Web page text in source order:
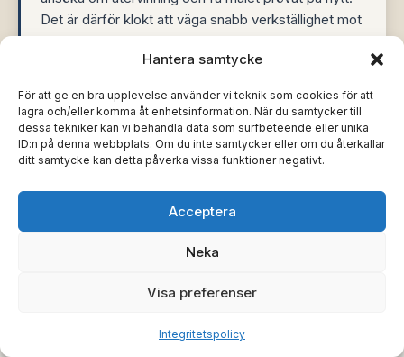
Hantera samtycke
För att ge en bra upplevelse använder vi teknik som cookies för att
lagra och/eller komma åt enhetsinformation. När du samtycker till
dessa tekniker kan vi behandla data som surfbeteende eller unika
ID:n på denna webbplats. Om du inte samtycker eller om du återkallar
ditt samtycke kan detta påverka vissa funktioner negativt.
Acceptera
Neka
Visa preferenser
Integritetspolicy
Det är därför klokt att väga snabb verkställighet mot
INGA TILLGÅNGAR · BEVAKNING Återkommande
Gäldenär utan utmätningsbara tillgångar
Utredningen visar att gäldenären saknar tillgångar.
verkställigheten ger inget i dag. Du begär att fordran
läggs i bevakningsregistret, så att ny utmätning
påbörjas om gäldenären får anställning, ärver eller på